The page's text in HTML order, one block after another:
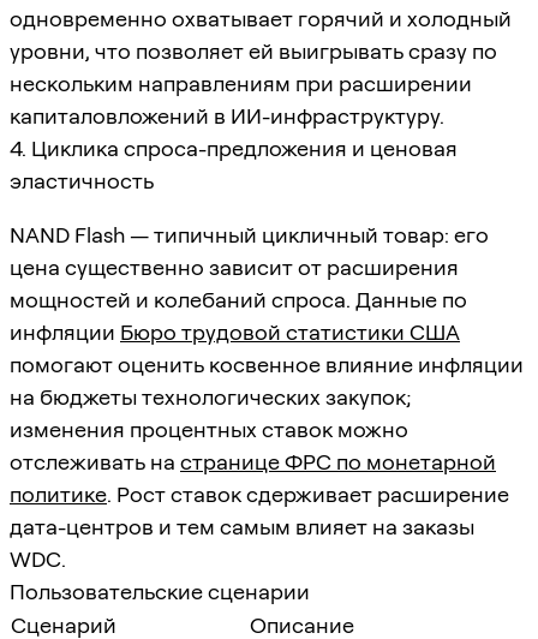
одновременно охватывает горячий и холодный
уровни, что позволяет ей выигрывать сразу по
нескольким направлениям при расширении
капиталовложений в ИИ-инфраструктуру.
4. Циклика спроса-предложения и ценовая
эластичность
NAND Flash — типичный цикличный товар: его
цена существенно зависит от расширения
мощностей и колебаний спроса. Данные по
инфляции Бюро трудовой статистики США
помогают оценить косвенное влияние инфляции
на бюджеты технологических закупок;
изменения процентных ставок можно
отслеживать на странице ФРС по монетарной
политике. Рост ставок сдерживает расширение
дата-центров и тем самым влияет на заказы
WDC.
Пользовательские сценарии
Сценарий
Описание